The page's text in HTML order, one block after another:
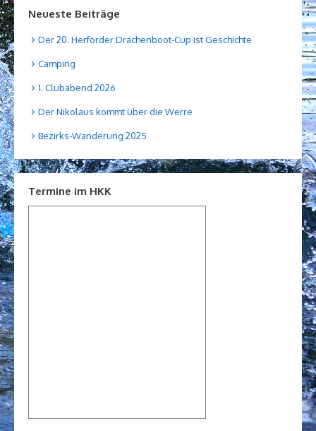
Neueste Beiträge
Der 20. Herforder Drachenboot-Cup ist Geschichte
Camping
1. Clubabend 2026
Der Nikolaus kommt über die Werre
Bezirks-Wanderung 2025
Termine im HKK